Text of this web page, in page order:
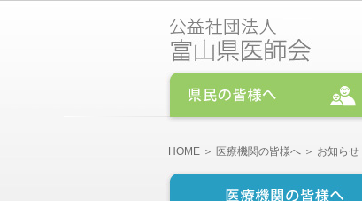
HOME ＞ 医療機関の皆様へ ＞ お知らせ